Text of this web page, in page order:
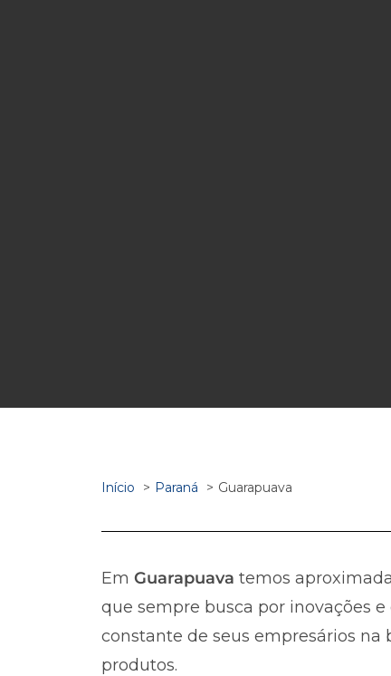
Início Paraná Guarapuava
Em Guarapuava temos
que sempre busca por inovações
constante de seus empresários na
produtos.